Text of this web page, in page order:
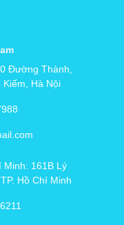
Đường Thành,
Hà Nội
Minh: 161B Lý
Hồ Chí Minh